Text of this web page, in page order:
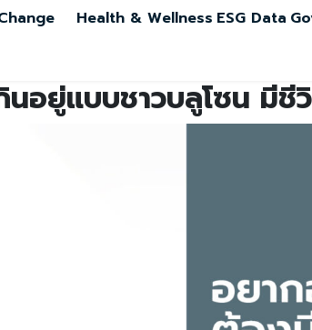
Health & Wellness ESG Data
อยู่แบบชาวบลูโซน มีชี